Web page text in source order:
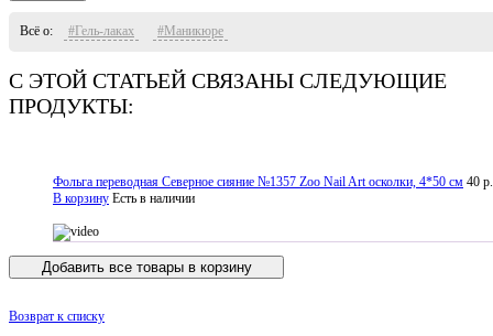
Всё о: #Гель-лаках #Маникюре
С ЭТОЙ СТАТЬЕЙ СВЯЗАНЫ СЛЕДУЮЩИЕ
ПРОДУКТЫ:
Фольга переводная Северное сияние №1357 Zoo Nail Art осколки, 4*50 см 40 р.
В корзину Есть в наличии
Добавить все товары в корзину
Возврат к списку